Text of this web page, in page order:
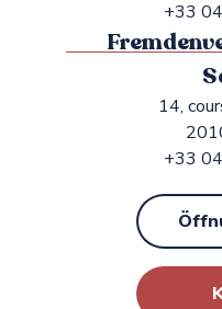
+33
14,
+33